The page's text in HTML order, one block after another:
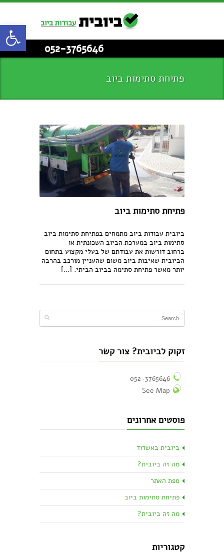
052-3765646
פתיחת סתימות ביוב
פתיחת סתימות ביוב
ביובית עבודות ביוב מתמחים בפתיחת סתימות ביוב
סתימות ביוב במערכת הביוב השכונתית או
ברחוב דורשות את עבודתם של בעלי מקצוע בתחום
הביובית שאיבות ביוב משום שהעניין מורכב בהרבה
יותר מאשר פתיחת סתימה בביוב הביתי. [...]
זקוק לביובית? צור קשר
052-3765646
See Map
פוסטים אחרונים
ביובית באשדוד
מה זה ביובית?
מפת האתר
פתיחת סתימות ביוב
מה זה ביובית?
קטגוריות
פתח